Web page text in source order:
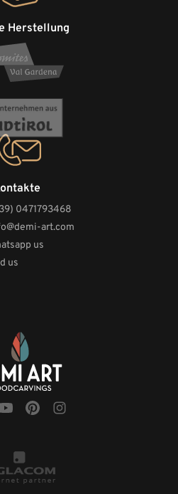
0471793468
art.com
us
us
Herstellung